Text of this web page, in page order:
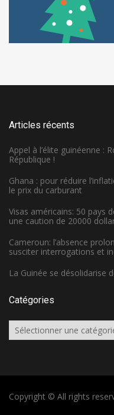
Articles récents
Appel à l’élite guinéenne :
République !
Ghana : pour réduire
le prix du carburant
Visas américains: 50 pays
une caution de 20000
Cameroun: l’absence
susciter interrogations et
La Guinée se désolidarise
Catégories
Catégories
Copyright © All rights